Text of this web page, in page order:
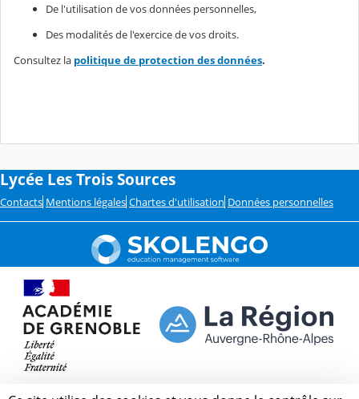
De l'utilisation de vos données personnelles,
Des modalités de l'exercice de vos droits.
Consultez la politique de protection des données.
Lycée Les Trois Sources
Contacts Mentions légales Chartes d'utilisation Données personnelles